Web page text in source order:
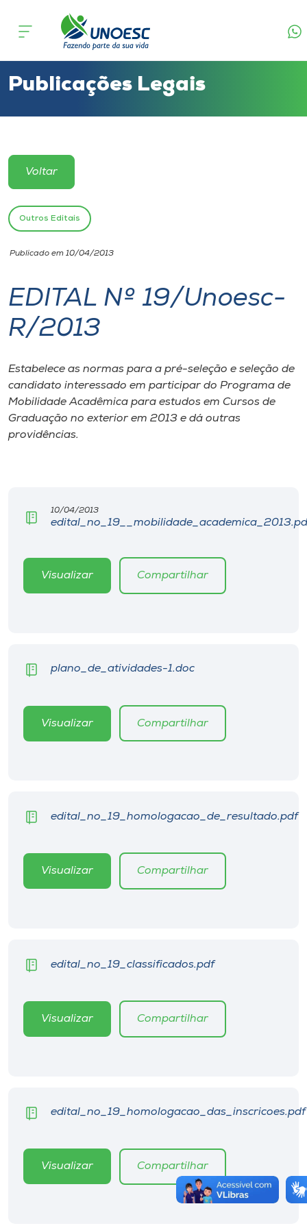
Cursos
Atendimento ao Estudante
Portal de Ensino
Unoesc
Internacionalização
I.nova
Diplomados
Cultura
Unoesc
Store
Selecione
Publicações Legais
Voltar
Outros Editais
Publicado em 10/04/2013
EDITAL Nº 19/Unoesc-
R/2013
Estabelece as normas para a pré-seleção e seleção de
candidato interessado em participar do Programa de
Mobilidade Acadêmica para estudos em Cursos de
Graduação no exterior em 2013 e dá outras
providências.
10/04/2013
Visualizar Compartilhar
plano_de_atividades-1.doc
Visualizar Compartilhar
edital_no_19_homologacao_de_resultado.pdf
Visualizar Compartilhar
edital_no_19_classificados.pdf
Visualizar Compartilhar
edital_no_19_homologacao_das_inscricoes.pdf
Visualizar Compartilhar